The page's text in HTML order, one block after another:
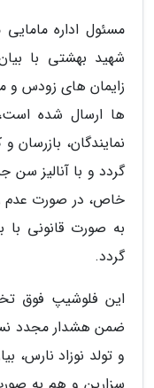
مسئول اداره
شهید بهشتی با
زایمان های زودس و
ها ارسال شده
نمایندگان،
گردد و با آنالیز سن
خاص، در صورت عدم
به صورت قانونی با
گردد.
این فلوشیپ فوق
ضمن هشدار مجدد
و تولد نوزاد نارس،